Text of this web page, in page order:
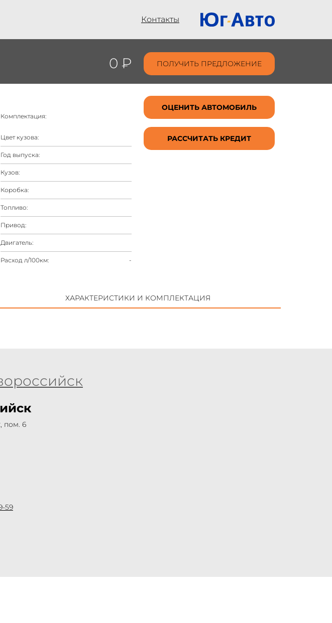
Контакты
0 ₽ ПОЛУЧИТЬ ПРЕДЛОЖЕНИЕ
Комплектация:
Цвет кузова:
Год выпуска:
Кузов:
Коробка:
Топливо:
Привод:
Двигатель:
Расход л/100км: -
ОЦЕНИТЬ АВТОМОБИЛЬ
РАССЧИТАТЬ КРЕДИТ
ХАРАКТЕРИСТИКИ И КОМПЛЕКТАЦИЯ
пом. 6
59